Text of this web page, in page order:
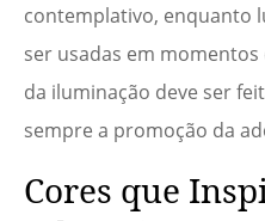
contemplativo, enquanto
ser usadas em momentos
da iluminação deve ser
sempre a promoção da
Cores que